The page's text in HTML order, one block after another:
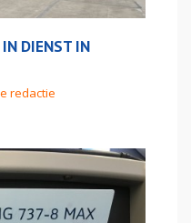
DIENST IN
redactie